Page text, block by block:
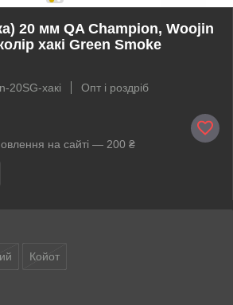
20 мм QA Champion, Woojin
хакі Green Smoke
20SG-хакі
Опт і роздріб
на сайті — 200 ₴
Койот